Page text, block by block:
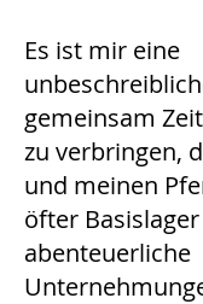
Es ist mir eine
gemeinsam
zu verbringen,
und meinen
öfter
abenteuerliche